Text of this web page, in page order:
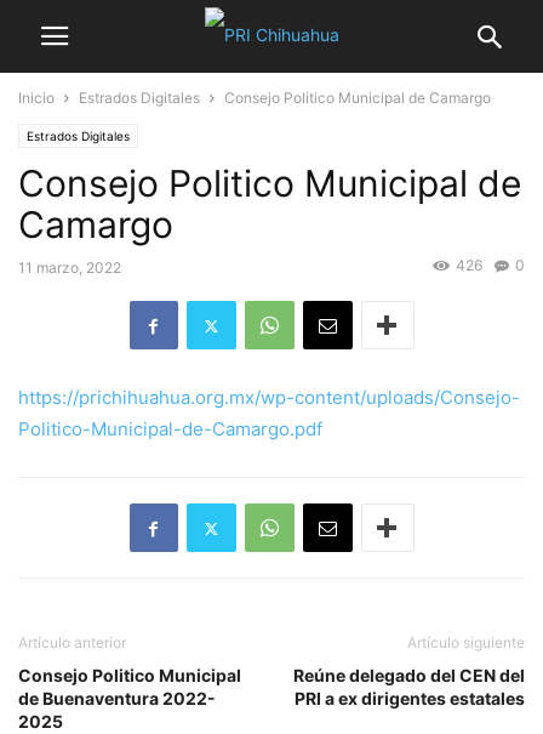
Inicio Estrados Digitales Consejo Politico Municipal de Camargo
Estrados Digitales
Consejo Politico Municipal de
Camargo
11 marzo, 2022 0
426
https://prichihuahua.org.mx/wp-content/uploads/Consejo-
Politico-Municipal-de-Camargo.pdf
Artículo anterior
Consejo Politico Municipal
de Buenaventura 2022-
2025
Artículo siguiente
Reúne delegado del CEN del
PRI a ex dirigentes estatales